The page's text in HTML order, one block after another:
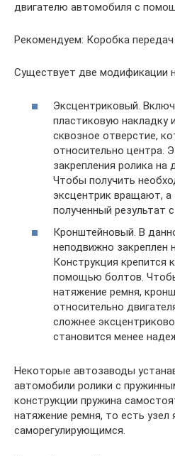
двигателю автомобиля с
Рекомендуем: Коробка
Существует две модификации
Эксцентриковый.
пластиковую накладку
сквозное отверстие,
относительно центра.
закрепления ролика на
Чтобы получить
эксцентрик вращают,
полученный результат
Кронштейновый. В
неподвижно закреплен
Конструкция крепится
помощью болтов.
натяжение ремня,
относительно
сложнее
становится менее
Некоторые автозаводы
автомобили ролики с
конструкции пружина
натяжение ремня, то есть узел
саморегулирующимся.